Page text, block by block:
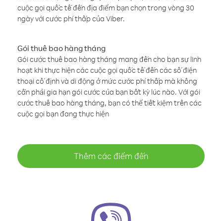
cuộc gọi quốc tế đến địa điểm bạn chọn trong vòng 30
ngày với cước phí thấp của Viber.
Gói thuê bao hàng tháng
Gói cước thuê bao hàng tháng mang đến cho bạn sự linh
hoạt khi thực hiện các cuộc gọi quốc tế đến các số điện
thoại cố định và di động ở mức cước phí thấp mà không
cần phải gia hạn gói cước của bạn bất kỳ lúc nào. Với gói
cước thuê bao hàng tháng, bạn có thể tiết kiệm trên các
cuộc gọi bạn đang thực hiện
Thêm các điểm đến